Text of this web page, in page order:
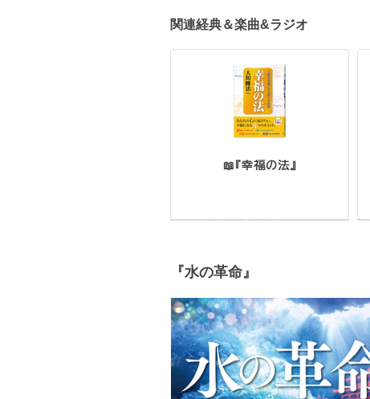
関連経典＆楽曲&ラジオ
📖『幸福の法』
『水の革命』